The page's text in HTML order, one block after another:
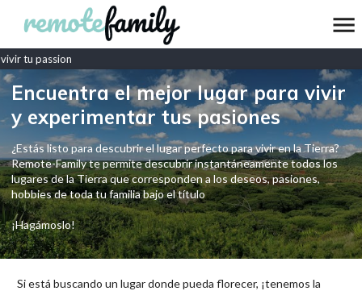
tu passion
Encuentra el mejor lugar para vivir
y experimentar tus pasiones
¿Estás listo para descubrir el lugar perfecto para vivir en la Tierra?
Remote-Family te permite descubrir instantáneamente todos los
lugares de la Tierra que corresponden a los deseos, pasiones,
hobbies de toda tu familia bajo el título
¡Hagámoslo!
Si está buscando un lugar donde pueda florecer, ¡tenemos la